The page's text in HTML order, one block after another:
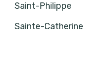
Saint-Philippe
Sainte-Catherine